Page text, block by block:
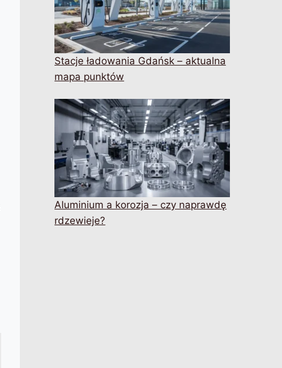
Stacje ładowania Gdańsk – aktualna
mapa punktów
Aluminium a korozja – czy naprawdę
rdzewieje?